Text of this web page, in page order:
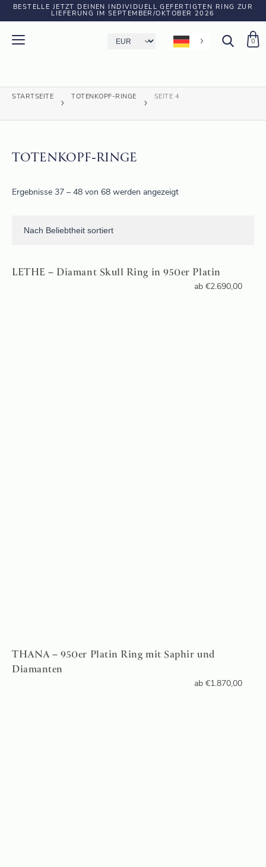
BESTELLE JETZT DEINEN INDIVIDUELL GEFERTIGTEN RING ZUR
LIEFERUNG IM SEPTEMBER/OKTOBER 2026
0
STARTSEITE TOTENKOPF-RINGE SEITE 4
TOTENKOPF-RINGE
Ergebnisse 37 – 48 von 68 werden angezeigt
LETHE – Diamant Skull Ring in 950er Platin
ab €2.690,00
THANA – 950er Platin Ring mit Saphir und
Diamanten
ab €1.870,00